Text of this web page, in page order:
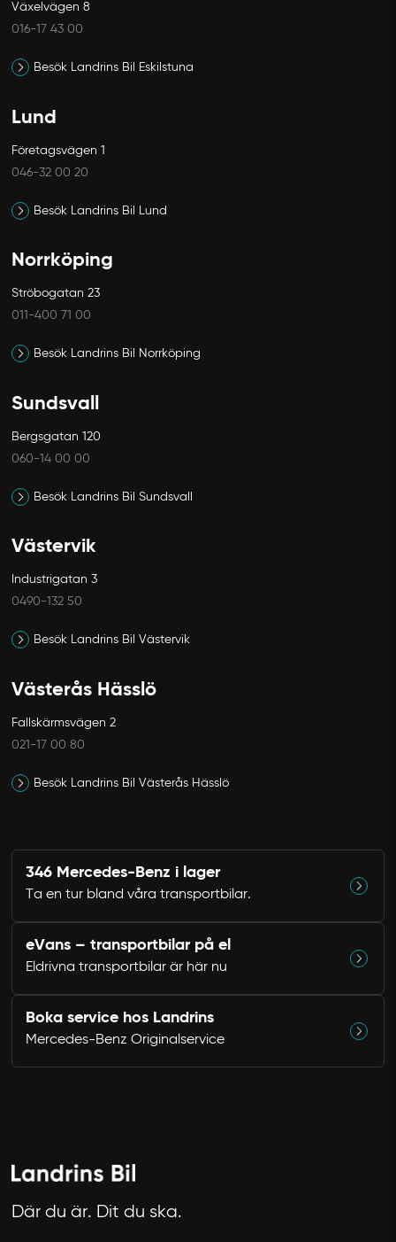
Växelvägen 8
016-17 43 00
Besök Landrins Bil Eskilstuna
Lund
Företagsvägen 1
046-32 00 20
Besök Landrins Bil Lund
Norrköping
Ströbogatan 23
011-400 71 00
Besök Landrins Bil Norrköping
Sundsvall
Bergsgatan 120
060-14 00 00
Besök Landrins Bil Sundsvall
Västervik
Industrigatan 3
0490-132 50
Besök Landrins Bil Västervik
Västerås Hässlö
Fallskärmsvägen 2
021-17 00 80
Besök Landrins Bil Västerås Hässlö
346 Mercedes-Benz i lager
Ta en tur bland våra transportbilar.
eVans – transportbilar på el
Eldrivna transportbilar är här nu
Boka service hos Landrins
Mercedes-Benz Originalservice
Där du är. Dit du ska.